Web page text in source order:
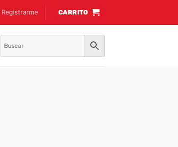
CARRITO